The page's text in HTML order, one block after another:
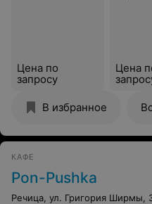
Цена по
запросу
Цена
В избранное
КАФЕ
Pon-Pushka
Речица, ул. Григория Ширмы,